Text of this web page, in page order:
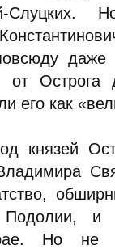
даже
от
его как
князей
и
Но не